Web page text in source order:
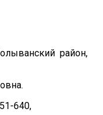
район,
640,